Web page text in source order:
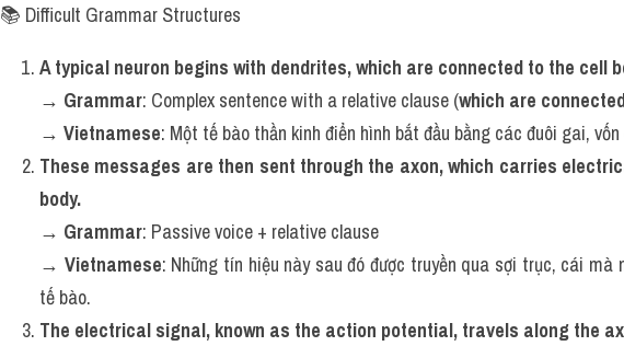
📚 Difficult Grammar Structures
A typical neuron begins with dendrites, which are connected to the cell
→ Grammar: Complex sentence with a relative clause (which are
→ Vietnamese: Một tế bào thần kinh điển hình bắt đầu bằng các đuôi gai,
These messages are then sent through the axon, which carries
body.
→ Grammar: Passive voice + relative clause
→ Vietnamese: Những tín hiệu này sau đó được truyền qua sợi trục, cái
tế bào.
The electrical signal, known as the action potential, travels along the